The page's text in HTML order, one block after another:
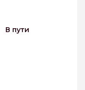
В пути